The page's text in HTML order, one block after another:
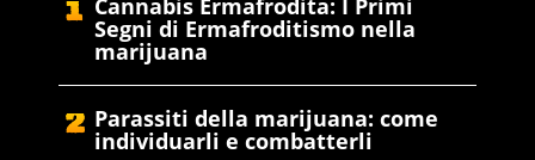
Cannabis Ermafrodita: I Primi
Segni di Ermafroditismo nella
marijuana
Parassiti della marijuana: come
individuarli e combatterli